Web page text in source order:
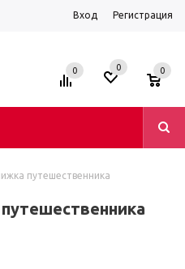
Вход Регистрация
0 0 0
путешественника